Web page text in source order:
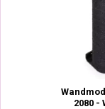
2080 -